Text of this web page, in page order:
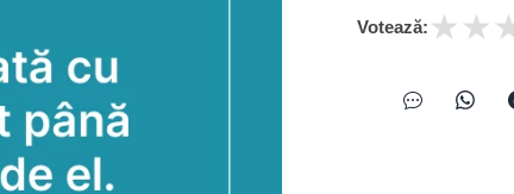
Votează: ★
★